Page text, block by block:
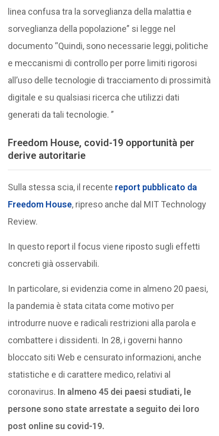
linea confusa tra la sorveglianza della malattia e
sorveglianza della popolazione” si legge nel
documento “Quindi, sono necessarie leggi, politiche
e meccanismi di controllo per porre limiti rigorosi
all’uso delle tecnologie di tracciamento di prossimità
digitale e su qualsiasi ricerca che utilizzi dati
generati da tali tecnologie. ”
Freedom House, covid-19 opportunità per
derive autoritarie
Sulla stessa scia, il recente report pubblicato da
Freedom House, ripreso anche dal MIT Technology
Review.
In questo report il focus viene riposto sugli effetti
concreti già osservabili.
In particolare, si evidenzia come in almeno 20 paesi,
la pandemia è stata citata come motivo per
introdurre nuove e radicali restrizioni alla parola e
combattere i dissidenti. In 28, i governi hanno
bloccato siti Web e censurato informazioni, anche
statistiche e di carattere medico, relativi al
coronavirus. In almeno 45 dei paesi studiati, le
persone sono state arrestate a seguito dei loro
post online su covid-19.